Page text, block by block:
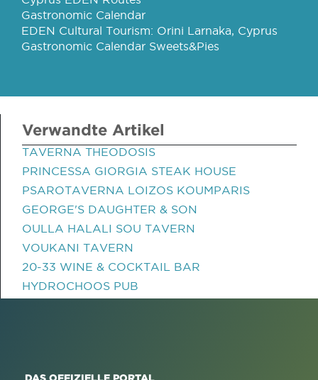
Gastronomic Calendar
EDEN Cultural Tourism: Orini Larnaka, Cyprus
Gastronomic Calendar Sweets&Pies
Verwandte Artikel
TAVERNA THEODOSIS
PRINCESSA GIORGIA STEAK HOUSE
PSAROTAVERNA LOIZOS KOUMPARIS
GEORGE'S DAUGHTER & SON
OULLA HALALI SOU TAVERN
VOUKANI TAVERN
20-33 WINE & COCKTAIL BAR
HYDROCHOOS PUB
DAS OFFIZIELLE PORTAL